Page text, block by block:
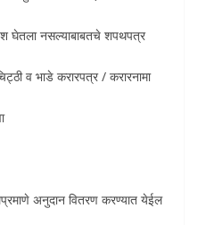
घेतला नसल्याबाबतचे शपथपत्र
व भाडे करारपत्र / करारनामा
अनुदान वितरण करण्यात येईल